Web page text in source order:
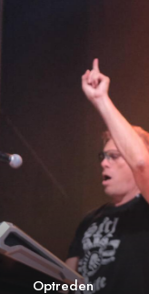
Optreden